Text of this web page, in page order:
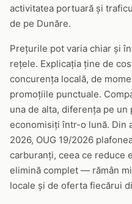
activitatea portuară și
de pe Dunăre.
Prețurile pot varia chiar și
rețele. Explicația ține de
concurența locală, de
promoțiile punctuale.
una de alta, diferența pe
economisiți într-o lună. Din
2026, OUG 19/2026
carburanți, ceea ce reduce
elimină complet — rămân
locale și de oferta fiecărui